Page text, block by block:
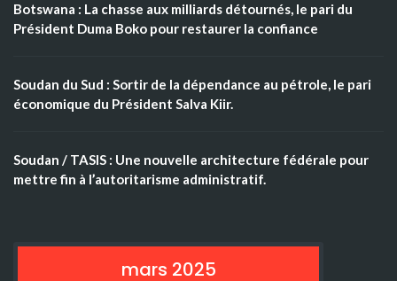
Botswana : La chasse aux milliards détournés, le pari du
Président Duma Boko pour restaurer la confiance
Soudan du Sud : Sortir de la dépendance au pétrole, le pari
économique du Président Salva Kiir.
Soudan / TASIS : Une nouvelle architecture fédérale pour
mettre fin à l’autoritarisme administratif.
mars 2025